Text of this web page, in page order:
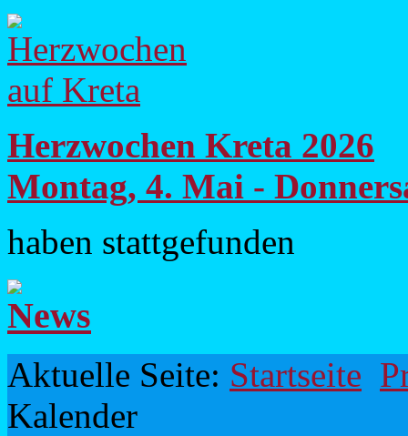
Herzwochen Kreta 2026
Montag, 4. Mai -
haben stattgefunden
Aktuelle Seite: Startseite
Kalender